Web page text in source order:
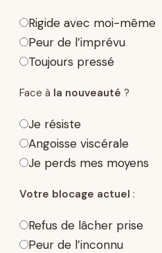
Rigide avec moi-même
Peur de l’imprévu
Toujours pressé
Face à la nouveauté ?
Je résiste
Angoisse viscérale
Je perds mes moyens
Votre blocage actuel :
Refus de lâcher prise
Peur de l’inconnu